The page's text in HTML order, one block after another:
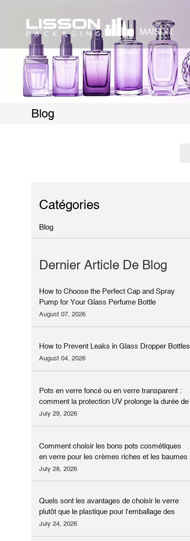
MAISON
Blog
Catégories
Blog
Dernier Article De Blog
How to Choose the Perfect Cap and Spray
Pump for Your Glass Perfume Bottle
August 07, 2026
How to Prevent Leaks in Glass Dropper Bottles
August 04, 2026
Pots en verre foncé ou en verre transparent :
comment la protection UV prolonge la durée de
conservation des produits de soin
July 29, 2026
Comment choisir les bons pots cosmétiques
en verre pour les crèmes riches et les baumes
pour les yeux ?
July 28, 2026
Quels sont les avantages de choisir le verre
plutôt que le plastique pour l'emballage des
lotions ?
July 24, 2026